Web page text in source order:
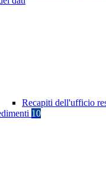
Recapiti dell'ufficio
10